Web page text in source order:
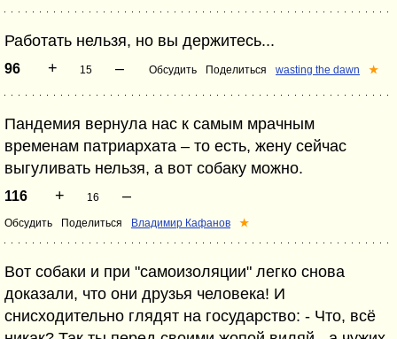
Работать нельзя, но вы держитесь...
96 + 15 – Обсудить Поделиться wasting the dawn ★
Пандемия вернула нас к самым мрачным
временам патриархата – то есть, жену сейчас
выгуливать нельзя, а вот собаку можно.
116 + 16 –
Обсудить Поделиться Владимир Кафанов ★
Вот собаки и при "самоизоляции" легко снова
доказали, что они друзья человека! И
снисходительно глядят на государство: - Что, всё